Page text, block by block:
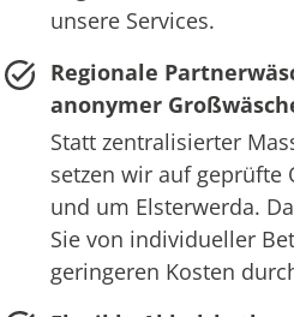
unsere Services.
Regionale
anonymer
Statt zentralisierter
setzen wir auf geprüfte
und um Elsterwerda.
Sie von individueller
geringeren Kosten